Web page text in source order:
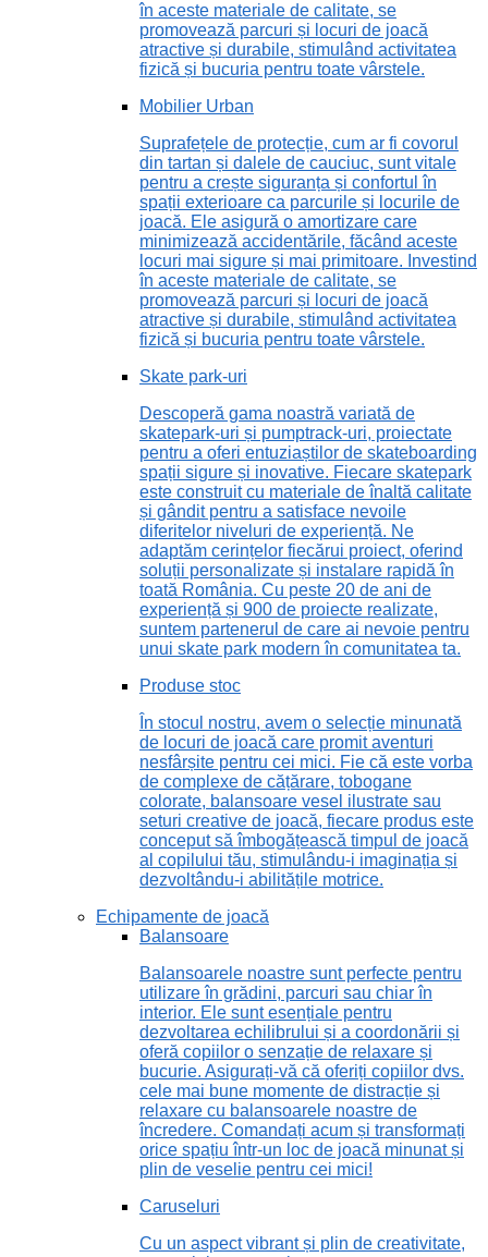
în aceste materiale de calitate, se
promovează parcuri și locuri de joacă
atractive și durabile, stimulând activitatea
fizică și bucuria pentru toate vârstele.
Mobilier Urban
Suprafețele de protecție, cum ar fi covorul
din tartan și dalele de cauciuc, sunt vitale
pentru a crește siguranța și confortul în
spații exterioare ca parcurile și locurile de
joacă. Ele asigură o amortizare care
minimizează accidentările, făcând aceste
locuri mai sigure și mai primitoare. Investind
în aceste materiale de calitate, se
promovează parcuri și locuri de joacă
atractive și durabile, stimulând activitatea
fizică și bucuria pentru toate vârstele.
Skate park-uri
Descoperă gama noastră variată de
skatepark-uri și pumptrack-uri, proiectate
pentru a oferi entuziaștilor de skateboarding
spații sigure și inovative. Fiecare skatepark
este construit cu materiale de înaltă calitate
și gândit pentru a satisface nevoile
diferitelor niveluri de experiență. Ne
adaptăm cerințelor fiecărui proiect, oferind
soluții personalizate și instalare rapidă în
toată România. Cu peste 20 de ani de
experiență și 900 de proiecte realizate,
suntem partenerul de care ai nevoie pentru
unui skate park modern în comunitatea ta.
Produse stoc
În stocul nostru, avem o selecție minunată
de locuri de joacă care promit aventuri
nesfârșite pentru cei mici. Fie că este vorba
de complexe de cățărare, tobogane
colorate, balansoare vesel ilustrate sau
seturi creative de joacă, fiecare produs este
conceput să îmbogățească timpul de joacă
al copilului tău, stimulându-i imaginația și
dezvoltându-i abilitățile motrice.
Echipamente de joacă
Balansoare
Balansoarele noastre sunt perfecte pentru
utilizare în grădini, parcuri sau chiar în
interior. Ele sunt esențiale pentru
dezvoltarea echilibrului și a coordonării și
oferă copiilor o senzație de relaxare și
bucurie. Asigurați-vă că oferiți copiilor dvs.
cele mai bune momente de distracție și
relaxare cu balansoarele noastre de
încredere. Comandați acum și transformați
orice spațiu într-un loc de joacă minunat și
plin de veselie pentru cei mici!
Caruseluri
Cu un aspect vibrant și plin de creativitate,